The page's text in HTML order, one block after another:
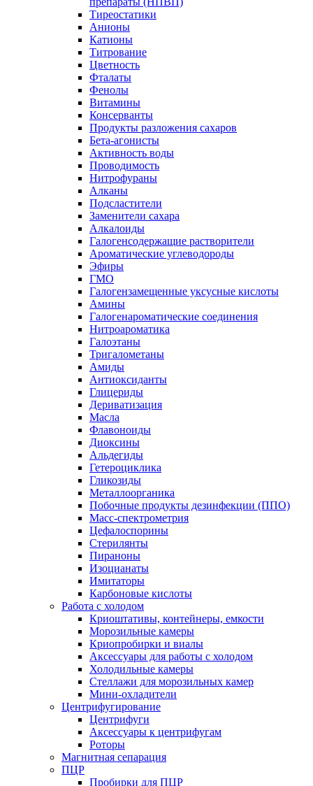
Тиреостатики
Анионы
Катионы
Титрование
Цветность
Фталаты
Фенолы
Витамины
Консерванты
Продукты разложения сахаров
Бета-агонисты
Активность воды
Проводимость
Нитрофураны
Алканы
Подсластители
Заменители сахара
Алкалоиды
Галогенсодержащие растворители
Ароматические углеводороды
Эфиры
ГМО
Галогензамещенные уксусные кислоты
Амины
Галогенароматические соединения
Нитроароматика
Галоэтаны
Тригалометаны
Амиды
Антиоксиданты
Глицериды
Дериватизация
Масла
Флавоноиды
Диоксины
Альдегиды
Гетероциклика
Гликозиды
Металлоорганика
Побочные продукты дезинфекции (ППО)
Масс-спектрометрия
Цефалоспорины
Стерилянты
Пираноны
Изоцианаты
Имитаторы
Карбоновые кислоты
Работа с холодом
Криоштативы, контейнеры, емкости
Морозильные камеры
Криопробирки и виалы
Аксессуары для работы с холодом
Холодильные камеры
Стеллажи для морозильных камер
Мини-охладители
Центрифугирование
Центрифуги
Аксессуары к центрифугам
Роторы
Магнитная сепарация
ПЦР
Пробирки для ПЦР